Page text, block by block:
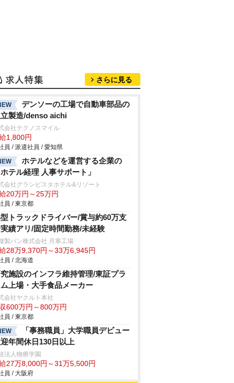
さらに見る
デンソーの工場で自動車部品の
製造/denso aichi
会社テクノスマイル
1,800円
員 / 派遣社員 / 愛知県
ホテルなどを運営する企業の
ホテル経理 人事サポート」
会社グランビスタホテル&リゾート
20万円～25万円
員 / 東京都
トラックドライバー/賞与約60万支
績アリ/固定時間勤務/未経験
製パン株式会社 月寒工場
28万9,370円～33万6,945円
員 / 北海道
施設のインフラ維持管理/東証プラ
上場・大手食品メーカー
会社ヤクルト本社
600万円～800万円
員 / 東京都
「事務職員」大学職員デビュー
年間休日130日以上
法人物療学園
27万8,000円～31万5,500円
員 / 大阪府